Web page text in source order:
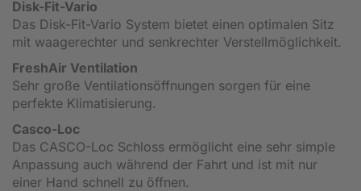
Disk-Fit-Vario
Das Disk-Fit-Vario System bietet einen optimalen Sitz
mit waagerechter und senkrechter Verstellmöglichkeit.
FreshAir Ventilation
Sehr große Ventilationsöffnungen sorgen für eine
perfekte Klimatisierung.
Casco-Loc
Das CASCO-Loc Schloss ermöglicht eine sehr simple
Anpassung auch während der Fahrt und ist mit nur
einer Hand schnell zu öffnen.